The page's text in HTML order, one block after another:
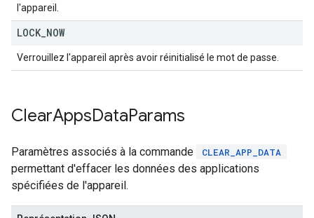
l'appareil.
LOCK NOW
Verrouillez l'appareil après avoir réinitialisé le mot de passe.
ClearAppsDataParams
Paramètres associés à la commande CLEAR_APP_DATA
permettant d'effacer les données des applications
spécifiées de l'appareil.